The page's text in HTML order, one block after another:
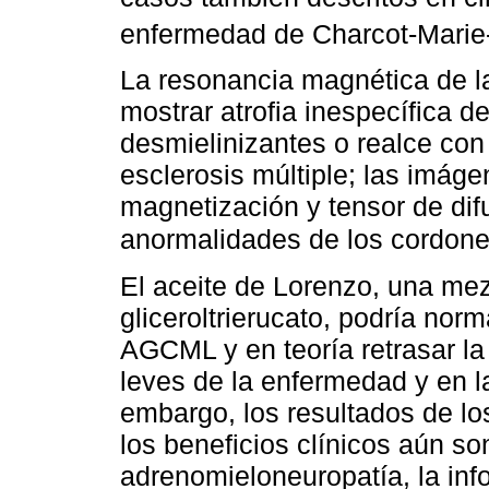
enfermedad de Charcot-
La resonancia magnética de
mostrar atrofia inespecífica
desmielinizantes o realce
esclerosis múltiple; las
magnetización y tensor de
anormalidades de los
El aceite de Lorenzo, una
gliceroltrierucato, podría
AGCML y en teoría retrasar
leves de la enfermedad y en
embargo, los resultados de
los beneficios clínicos aún
adrenomieloneuropatía, la